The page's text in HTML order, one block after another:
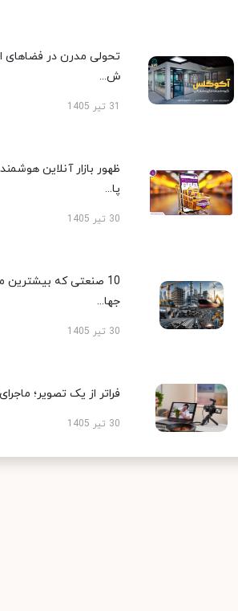
تحولی مدرن در فضاهای
ش...
ظهور بازار آنلاین
پا...
30 تیر 1405
10 صنعتی که بیشترین
جها...
30 تیر 1405
فراتر از یک تصویر؛ ماجرای
30 تیر 1405